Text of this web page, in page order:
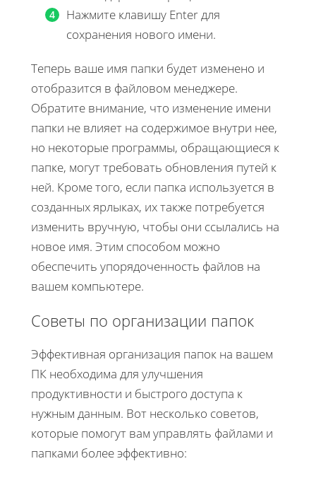
Нажмите клавишу Enter для
сохранения нового имени.
Теперь ваше имя папки будет изменено и
отобразится в файловом менеджере.
Обратите внимание, что изменение имени
папки не влияет на содержимое внутри нее,
но некоторые программы, обращающиеся к
папке, могут требовать обновления путей к
ней. Кроме того, если папка используется в
созданных ярлыках, их также потребуется
изменить вручную, чтобы они ссылались на
новое имя. Этим способом можно
обеспечить упорядоченность файлов на
вашем компьютере.
Советы по организации папок
Эффективная организация папок на вашем
ПК необходима для улучшения
продуктивности и быстрого доступа к
нужным данным. Вот несколько советов,
которые помогут вам управлять файлами и
папками более эффективно: